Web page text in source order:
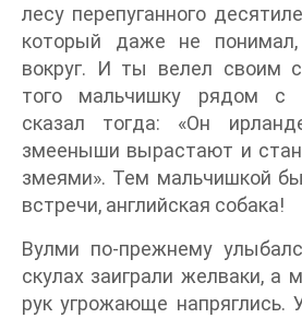
лесу перепуганного
который даже не понимал,
вокруг. И ты велел своим
того мальчишку рядом с
сказал тогда: «Он
змееныши вырастают и
змеями». Тем мальчишкой
встречи, английская собака!
Вулми по-прежнему
скулах заиграли желваки,
рук угрожающе напряглись.